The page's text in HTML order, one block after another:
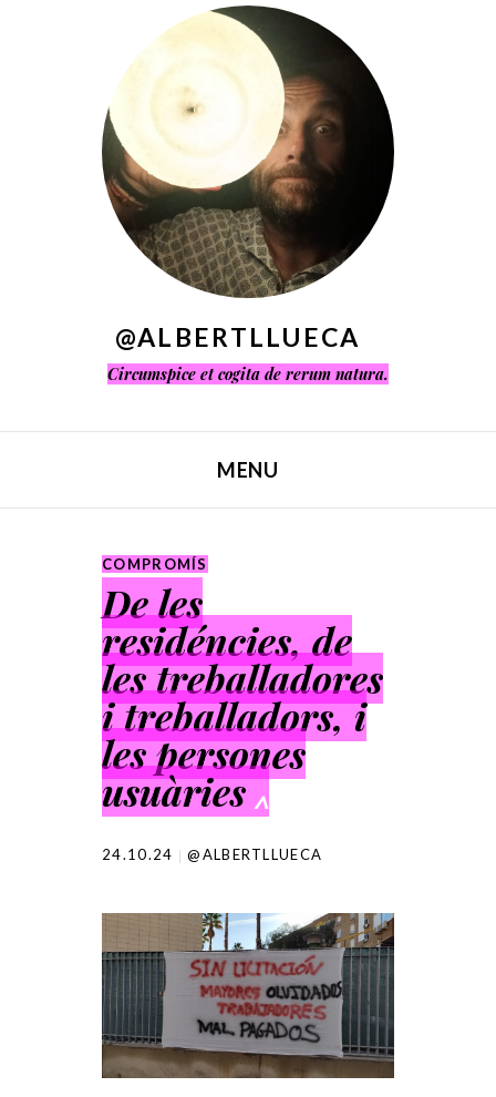
@ALBERTLLUECA
Circumspice et cogita de rerum natura.
MENU
COMPROMÍS
De les
residéncies, de
les treballadores
i treballadors, i
les persones
usuàries ^
24.10.24 @ALBERTLLUECA